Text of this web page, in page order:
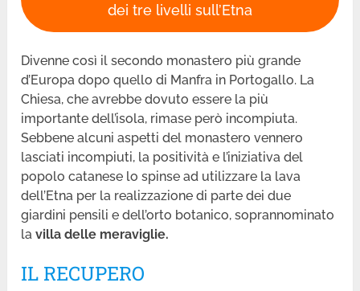
dei tre livelli sull’Etna
Divenne così il secondo monastero più grande
d’Europa dopo quello di Manfra in Portogallo. La
Chiesa, che avrebbe dovuto essere la più
importante dell’isola, rimase però incompiuta.
Sebbene alcuni aspetti del monastero vennero
lasciati incompiuti, la positività e l’iniziativa del
popolo catanese lo spinse ad utilizzare la lava
dell’Etna per la realizzazione di parte dei due
giardini pensili e dell’orto botanico, soprannominato
lavilla delle meraviglie.
IL RECUPERO